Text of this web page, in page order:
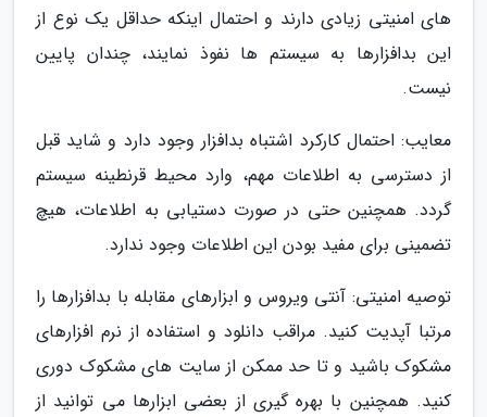
های امنیتی زیادی دارند و احتمال اینکه حداقل یک نوع از
این بدافزارها به سیستم ها نفوذ نمایند، چندان پایین
نیست.
معایب: احتمال کارکرد اشتباه بدافزار وجود دارد و شاید قبل
از دسترسی به اطلاعات مهم، وارد محیط قرنطینه سیستم
گردد. همچنین حتی در صورت دستیابی به اطلاعات، هیچ
تضمینی برای مفید بودن این اطلاعات وجود ندارد.
توصیه امنیتی: آنتی ویروس و ابزارهای مقابله با بدافزارها را
مرتبا آپدیت کنید. مراقب دانلود و استفاده از نرم افزارهای
مشکوک باشید و تا حد ممکن از سایت های مشکوک دوری
کنید. همچنین با بهره گیری از بعضی ابزارها می توانید از